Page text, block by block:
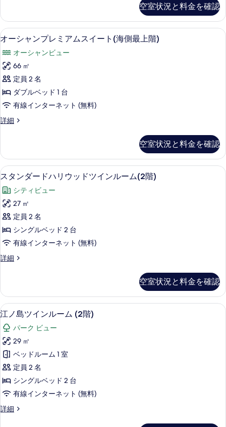
て
の
写
真
を
表
示
す
る
細
ス
イ
ー
ト
(海
側
最
上
階)
べ
て
の
写
真
を
表
す
ン
ジ
ュ
ア
ス
イ
ー
ト
(海
側
最
詳
細
空室状況と料金を確認
オ
シ
ャ
ン
プ
ミ
ム
ス
イ
ー
ト
(海
側
最
上
す
べ
て
の
写
真
を
表
す
オーシャンプレミアムスイート(海側
17
オーシャンプレミアムスイート(海側最上階)
オーシャンビュー
66 ㎡
定員 2 名
ダブルベッド 1 台
有線インターネット (無料)
詳細
オ
ン
プ
レ
ア
ム
ス
イ
ー
ト
(海
側
の
詳
細
空室状況と料金を確認
ス
タ
ン
ダ
ー
ド
リ
ッ
ド
ツ
イ
ン
ル
ー
ム
(2
階)
9
スタンダードハリウッドツインルーム(2階)
シティビュー
27 ㎡
定員 2 名
シングルベッド 2 台
有線インターネット (無料)
詳細
ス
ー
ド
ハ
リ
ウ
ッ
ド
ツ
イ
ン
ル
ー
ム
(2
空室状況と料金を確認
江
ノ
島
ツ
イ
ン
ル
ム
江ノ島ツインルーム (2階) | ミニバー
9
江ノ島ツインルーム (2階)
パーク ビュー
29 ㎡
ベッドルーム 1 室
定員 2 名
シングルベッド 2 台
有線インターネット (無料)
詳細
江